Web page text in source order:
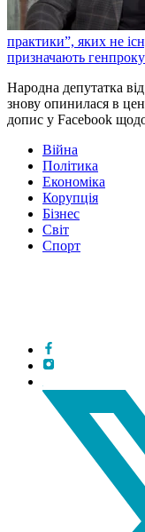
практики”, яких не
призначають
Народна депутатка
знову опинилася в
допис у Facebook
Війна
Політика
Економіка
Корупція
Бізнес
Світ
Спорт